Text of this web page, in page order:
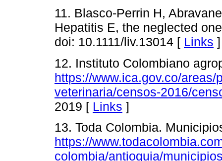
11. Blasco-Perrin H,
Hepatitis E, the neglected
doi: 10.1111/liv.13014 [ Links ]
12. Instituto Colombiano
https://www.ica.gov.co/
veterinaria/censos-2016/
2019 [ Links ]
13. Toda Colombia.
https://
colombia/antioquia/